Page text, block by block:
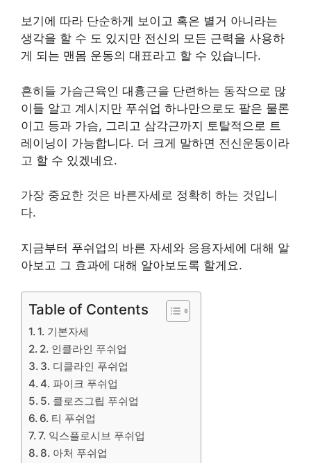
보기에 따라 단순하게 보이고 혹은 별거 아니라는
생각을 할 수 도 있지만 전신의 모든 근력을 사용하
게 되는 맨몸 운동의 대표라고 할 수 있습니다.
흔히들 가슴근육인 대흉근을 단련하는 동작으로 많
이들 알고 계시지만 푸쉬업 하나만으로도 팔은 물론
이고 등과 가슴, 그리고 삼각근까지 토탈적으로 트
레이닝이 가능합니다. 더 크게 말하면 전신운동이라
고 할 수 있겠네요.
가장 중요한 것은 바른자세로 정확히 하는 것입니
다.
지금부터 푸쉬업의 바른 자세와 응용자세에 대해 알
아보고 그 효과에 대해 알아보도록 할게요.
Table of Contents
1. 기본자세
2. 인클라인 푸쉬업
3. 디클라인 푸쉬업
4. 파이크 푸쉬업
5. 클로즈그립 푸쉬업
6. 티 푸쉬업
7. 익스플로시브 푸쉬업
8. 아처 푸쉬업